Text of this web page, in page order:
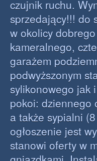
czujnik ruchu.
sprzedający!!! do
w okolicy
kameralnego,
garażem
podwyższonym
sylikonowego jak
pokoi: dziennego
a także sypialni
ogłoszenie jest
stanowi oferty w